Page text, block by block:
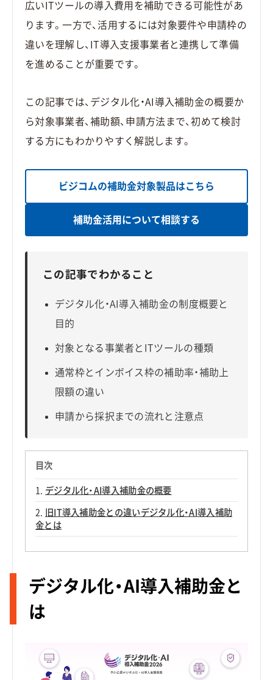
広いITツールの導入費用を補助できる可能性があ
ります。一方で、活用するには対象要件や申請枠の
違いを理解し、IT導入支援事業者と連携して準備
を進めることが重要です。
この記事では、デジタル化・AI導入補助金の概要か
ら対象事業者、補助額、申請方法まで、初めて検討
する方にもわかりやすく解説します。
ビジコムの補助金対象製品はこちら
補助金活用について相談する
この記事でわかること
デジタル化・AI導入補助金の制度概要と
目的
対象となる事業者とITツールの種類
通常枠とインボイス枠の補助率・補助上
限額の違い
申請から採択までの流れと注意点
目次
デジタル化・AI導入補助金の概要
旧IT導入補助金との違いデジタル化・AI導入補助
金とは
デジタル化・AI導入補助金と
は